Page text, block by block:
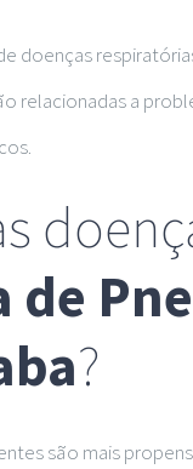
doenças
relacionadas a
de
?
são mais